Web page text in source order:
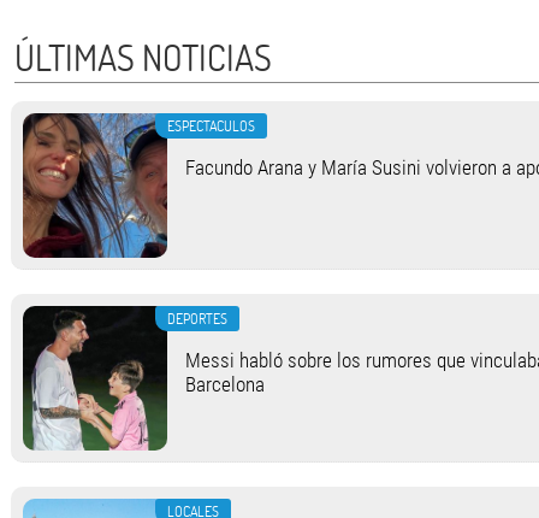
ÚLTIMAS NOTICIAS
ESPECTACULOS
Facundo Arana y María Susini volvieron a
DEPORTES
Messi habló sobre los rumores que
Barcelona
LOCALES